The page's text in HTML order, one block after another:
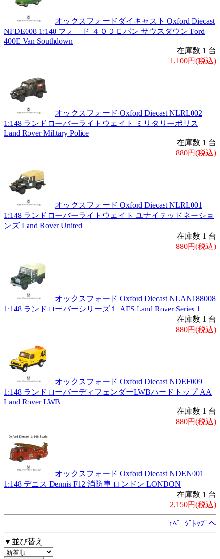
オックスフォードダイキャスト Oxford Diecast
NFDE008 1:148 フォード ４００Ｅバン サウスダウン Ford
400E Van Southdown
在庫数 1 台
1,100円(税込)
オックスフォード Oxford Diecast NLRL002
1:148 ランドローバーライトウェイト ミリタリーポリス
Land Rover Military Police
在庫数 1 台
880円(税込)
オックスフォード Oxford Diecast NLRL001
1:148 ランドローバーライトウェイト ユナイテッドネーショ
ンズ Land Rover United
在庫数 1 台
880円(税込)
オックスフォード Oxford Diecast NLAN188008
1:148 ランドローバーシリーズ１ AFS Land Rover Series 1
在庫数 1 台
880円(税込)
オックスフォード Oxford Diecast NDEF009
1:148 ランドローバーディフェンダーLWBハードトップ AA
Land Rover LWB
在庫数 1 台
880円(税込)
オックスフォード Oxford Diecast NDEN001
1:148 デニス Dennis F12 消防車 ロンドン LONDON
在庫数 1 台
2,150円(税込)
↑ﾍﾟｰｼﾞﾄｯﾌﾟへ
▼並び替え